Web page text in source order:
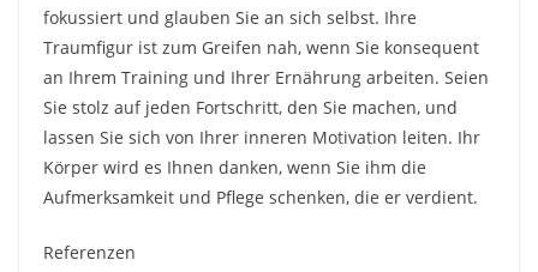
fokussiert und glauben Sie an sich selbst. Ihre
Traumfigur ist zum Greifen nah, wenn Sie konsequent
an Ihrem Training und Ihrer Ernährung arbeiten. Seien
Sie stolz auf jeden Fortschritt, den Sie machen, und
lassen Sie sich von Ihrer inneren Motivation leiten. Ihr
Körper wird es Ihnen danken, wenn Sie ihm die
Aufmerksamkeit und Pflege schenken, die er verdient.
Referenzen